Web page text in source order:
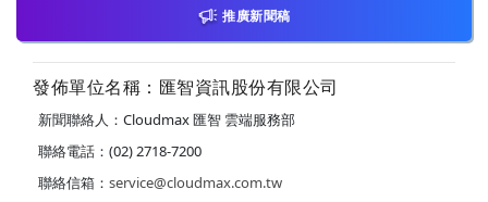
推廣新聞稿
發佈單位名稱：匯智資訊股份有限公司
新聞聯絡人：Cloudmax 匯智 雲端服務部
聯絡電話：(02) 2718-7200
聯絡信箱： service@cloudmax.com.tw